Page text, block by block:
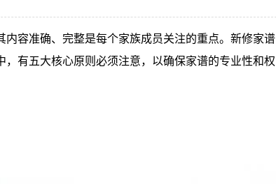
容准确、完整是每个家族成员关注的重点。新修家谱
有五大核心原则必须注意，以确保家谱的专业性和权